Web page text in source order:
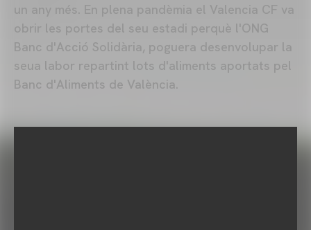
un any més. En plena pandèmia el Valencia CF va
obrir les portes del seu estadi perquè l'ONG
Banc d'Acció Solidària, poguera desenvolupar la
seua labor repartint lots d'aliments aportats pel
Banc d'Aliments de València.